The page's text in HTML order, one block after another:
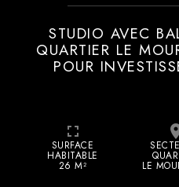
STUDIO AVEC
QUARTIER LE
POUR
fullscreen
SURFACE
HABITABLE
26 M² LE